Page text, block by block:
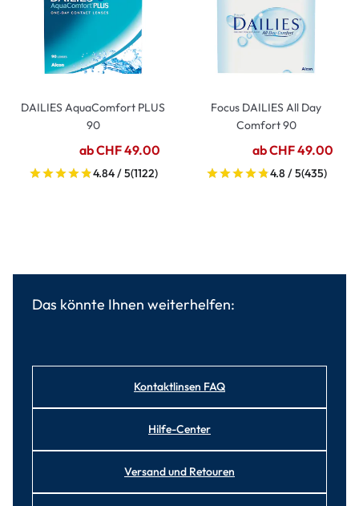
DAILIES AquaComfort PLUS
90
ab CHF 49.00
4.84 / 5(1122)
Focus DAILIES All Day
Comfort 90
ab CHF 49.00
4.8 / 5(435)
Das könnte Ihnen weiterhelfen:
Kontaktlinsen FAQ
Hilfe-Center
Versand und Retouren